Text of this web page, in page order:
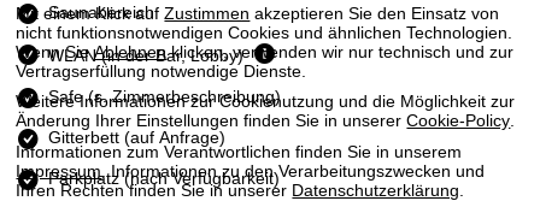
Mit einem Klick aufZustimmen akzeptieren Sie den Einsatz von
nicht funktionsnotwendigen Cookies und ähnlichen Technologien.
Wenn SieAblehnenklicken, verwenden wir nur technisch und zur
Vertragserfüllung notwendige Dienste.
Weitere Informationen zur Cookienutzung und die Möglichkeit zur
Änderung Ihrer Einstellungen finden Sie in unsererCookie-Policy
Informationen zum Verantwortlichen finden Sie in unserem
Impressum . Informationen zu den Verarbeitungszwecken und
Ihren Rechten finden Sie in unserer Datenschutzerklärung
Saunabereich
WLAN (in der Bar, Lobby)
Safe (s. Zimmerbeschreibung)
Gitterbett (auf Anfrage)
Parkplatz (nach Verfügbarkeit)